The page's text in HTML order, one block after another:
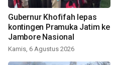
Gubernur Khofifah lepas
kontingen Pramuka Jatim ke
Jambore Nasional
Kamis, 6 Agustus 2026